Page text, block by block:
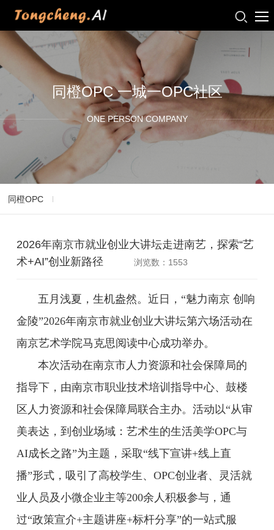
同橙OPC 一城一OPC社区
ONE PERSON COMPANY
同橙OPC
2026年南京市就业创业大讲坛走进南艺，探索“艺
术+AI”创业新路径
浏览数：1553
五月浅夏，生机盎然。近日，“魅力南京 创响
金陵”2026年南京市就业创业大讲坛第六场活动在
南京艺术学院马克思阅读中心成功举办。
本次活动在南京市人力资源和社会保障局的
指导下，由南京市职业技术培训指导中心、鼓楼
区人力资源和社会保障局联合主办。活动以“从审
美表达，到创业场域：艺术生的生活美学OPC与
AI成长之路”为主题，采取“线下宣讲+线上直
播”形式，吸引了高校学生、OPC创业者、灵活就
业人员及小微企业主等200余人积极参与，通
过“政策宣介+主题讲座+标杆分享”的一站式服